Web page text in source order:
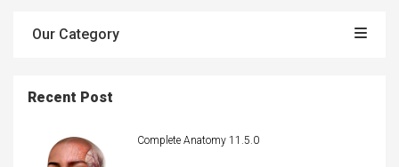
Our Category
Recent Post
Complete Anatomy 11.5.0